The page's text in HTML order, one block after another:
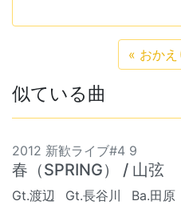
« おか
似ている曲
2012 新歓ライブ#4 9
春（SPRING） / 山弦
Gt.渡辺 Gt.長谷川 Ba.田原